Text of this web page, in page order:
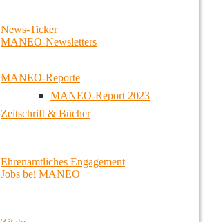
News-Ticker
MANEO-Newsletters
MANEO-Reporte
MANEO-Report 2023
Zeitschrift & Bücher
Ehrenamtliches Engagement
Jobs bei MANEO